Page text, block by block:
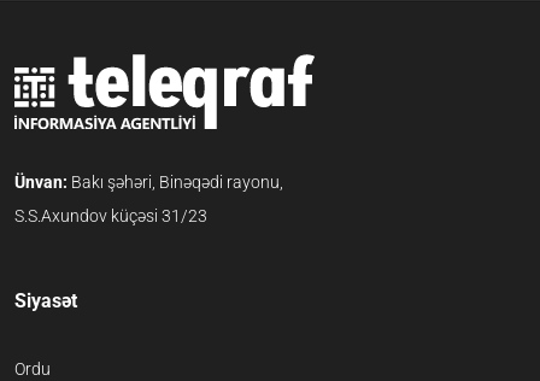
Ünvan: Bakı şəhəri, Binəqədi rayonu,
S.S.Axundov küçəsi 31/23
Siyasət
Ordu